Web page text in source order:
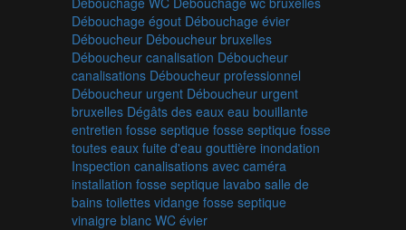
Débouchage égout Débouchage évier
Déboucheur Déboucheur bruxelles
Déboucheur canalisation Déboucheur
canalisations Déboucheur professionnel
Déboucheur urgent Déboucheur urgent
bruxelles Dégâts des eaux eau bouillante
entretien fosse septique fosse septique fosse
toutes eaux fuite d'eau gouttière inondation
Inspection canalisations avec caméra
installation fosse septique lavabo salle de
bains toilettes vidange fosse septique
vinaigre blanc WC évier